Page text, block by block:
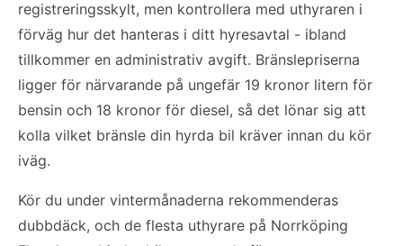
registreringsskylt, men kontrollera med uthyraren i
förväg hur det hanteras i ditt hyresavtal - ibland
tillkommer en administrativ avgift. Bränslepriserna
ligger för närvarande på ungefär 19 kronor litern för
bensin och 18 kronor för diesel, så det lönar sig att
kolla vilket bränsle din hyrda bil kräver innan du kör
iväg.
Kör du under vintermånaderna rekommenderas
dubbdäck, och de flesta uthyrare på Norrköping